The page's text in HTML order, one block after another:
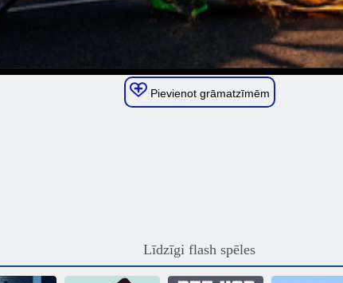
Pievienot grāmatzīmēm
Līdzīgi flash spēles